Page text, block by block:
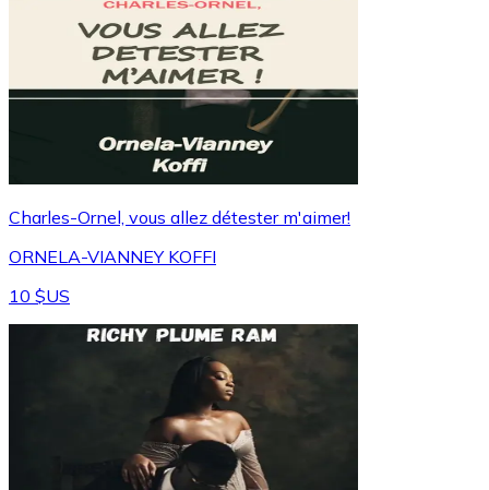
Charles-Ornel, vous allez détester m'aimer!
ORNELA-VIANNEY KOFFI
10 $US